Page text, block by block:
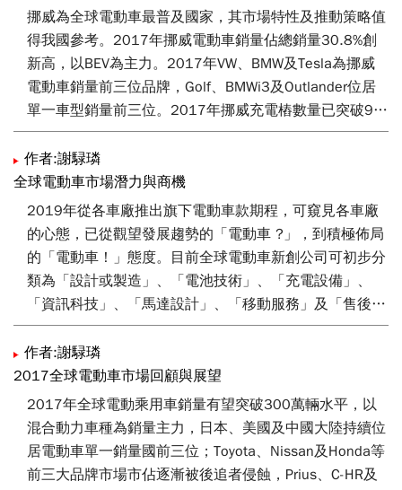
考運用國內工具機強項，開發車廠大型壓鑄技術所需設備
機台；運用我國智慧製造軟硬體研製及產業應用累積經
驗，協助車廠建置 / 提昇自動化產線產能；加速國產固態
電池量產技術研製，提前布局日系國產車款在地組裝及售
後維修商機；搭配國內供應鏈產品，研製國產低／無稀土
馬達並整合為多合一動力總成。
挪威為全球電動車最普及國家，其市場特性及推動策略值
得我國參考。2017年挪威電動車銷量佔總銷量30.8%創
新高，以BEV為主力。2017年VW、BMW及Tesla為挪威
電動車銷量前三位品牌，Golf、BMWi3及Outlander位居
單一車型銷量前三位。2017年挪威充電樁數量已突破9千
座，公共充電樁佔整體77.9%。2017年電動車市佔率前
三位為霍達蘭郡、奧斯陸市及阿克什胡斯郡，駕駛者可享
免費充電、免費停車及行駛公車道等福利。挪威雖為環保
意識高度重視國家，消費者購買電動車主要考量，仍為節
省開銷及節省時間。我國可參考挪威經驗思考發展方案，
從創造節省開銷及省時利多進行推動策略展開，積極提高
電動車市佔率，創造台灣國際特殊地位，吸引國際品牌設
廠及導入新車型。
作者:謝騄璘
全球電動車市場潛力與商機
2019年從各車廠推出旗下電動車款期程，可窺見各車廠
的心態，已從觀望發展趨勢的「電動車 ?」，到積極佈局
的「電動車！」態度。目前全球電動車新創公司可初步分
類為「設計或製造」、「電池技術」、「充電設備」、
「資訊科技」、「馬達設計」、「移動服務」及「售後服
務」等七大類型。我國電動車產業具備上下游供應鏈兼備
特性，從材料到銷售/服務端均有廠商投入，後續可將全
球新創動向為鏡，提前佈局潛力商機；或運用我國業者實
務經驗及技術優勢，開拓與新創公司合作可能性。
作者:謝騄璘
2017全球電動車市場回顧與展望
2017年全球電動乘用車銷量有望突破300萬輛水平，以
混合動力車種為銷量主力，日本、美國及中國大陸持續位
居電動車單一銷量國前三位；Toyota、Nissan及Honda等
前三大品牌市場市佔逐漸被後追者侵蝕，Prius、C-HR及